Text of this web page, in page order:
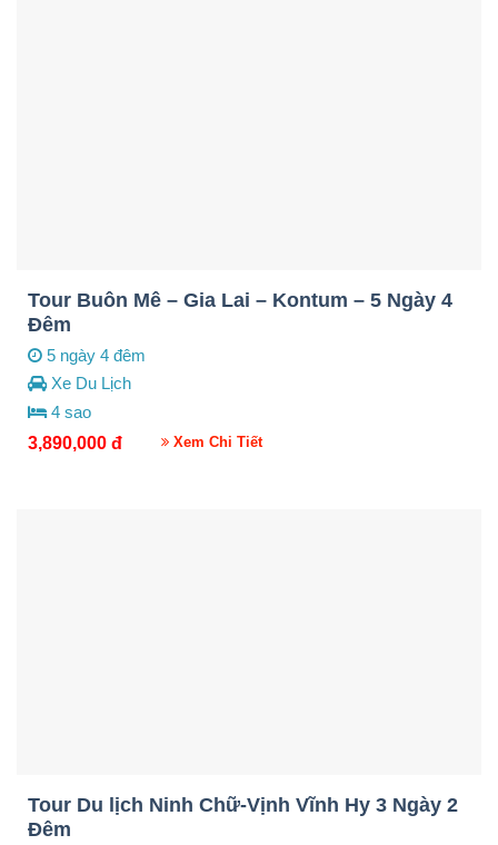
Tour Buôn Mê – Gia Lai – Kontum – 5 Ngày 4
Đêm
5 ngày 4 đêm
Xe Du Lịch
4 sao
3,890,000đ Xem Chi Tiết
Tour Du lịch Ninh Chữ-Vịnh Vĩnh Hy 3 Ngày 2
Đêm